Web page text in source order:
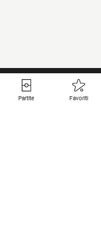
Partite Favoriti